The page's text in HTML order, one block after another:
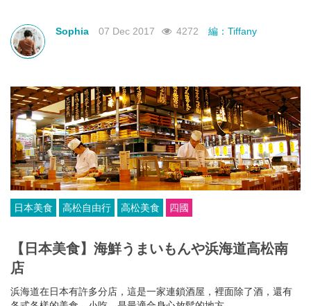
Sophia 07 Dec 2017 4272 編：Tiffany
日本美食 高松自由行 高松美食 四國
【日本美食】海鮮うまいもんや浜海道高松南
店
浜海道在日本有許多分店，這是一家連鎖酒屋，裡面除了酒，還有